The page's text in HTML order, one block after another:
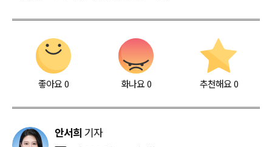
좋아요0 화나요0 추천해요 0
안서희 기자